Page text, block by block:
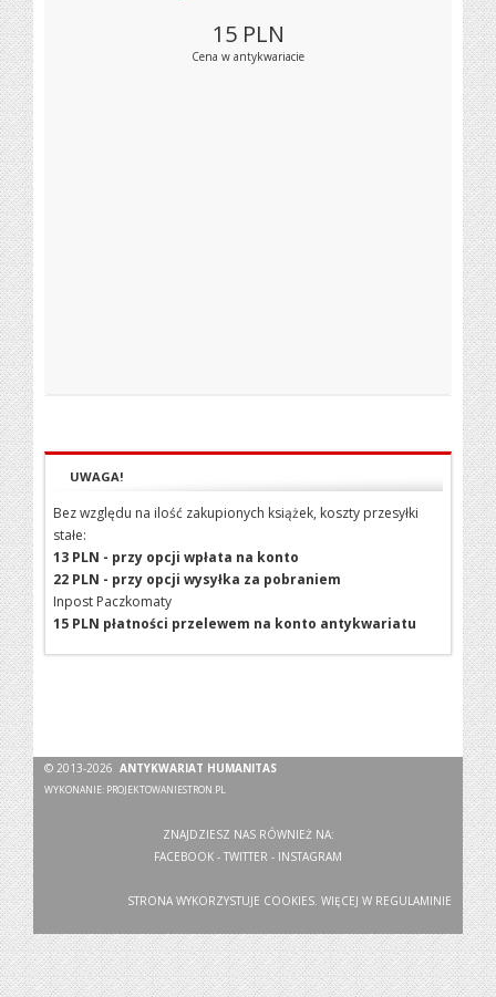
15 PLN
Cena w antykwariacie
UWAGA!
Bez względu na ilość zakupionych książek, koszty przesyłki
stałe:
13 PLN - przy opcji wpłata na konto
22 PLN - przy opcji wysyłka za pobraniem
Inpost Paczkomaty
15 PLN płatności przelewem na konto antykwariatu
© 2013-2026ANTYKWARIAT HUMANITAS
WYKONANIE: PROJEKTOWANIESTRON.PL
ZNAJDZIESZ NAS RÓWNIEŻ NA:
FACEBOOK - TWITTER - INSTAGRAM
STRONA WYKORZYSTUJE COOKIES. WIĘCEJ W REGULAMINIE